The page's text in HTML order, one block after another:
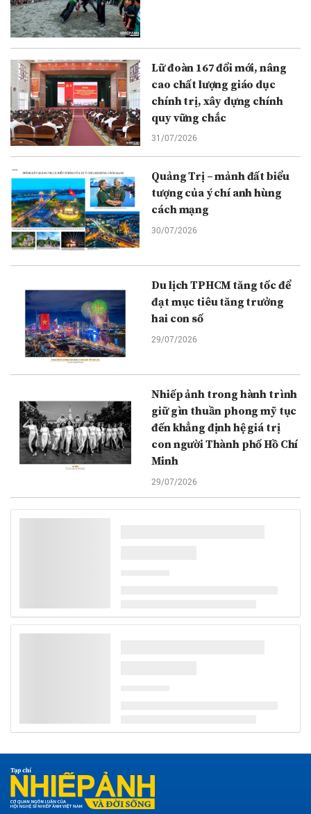
Lữ đoàn 167 đổi mới, nâng
cao chất lượng giáo dục
chính trị, xây dựng chính
quy vững chắc
31/07/2026
Quảng Trị – mảnh đất biểu
tượng của ý chí anh hùng
cách mạng
30/07/2026
Du lịch TPHCM tăng tốc để
đạt mục tiêu tăng trưởng
hai con số
29/07/2026
Nhiếp ảnh trong hành trình
giữ gìn thuần phong mỹ tục
đến khẳng định hệ giá trị
con người Thành phố Hồ Chí
Minh
29/07/2026
Cà Mau tiếp tục nâng cao
(Ảnh) Lễ thắp nến tri ân và
cầu truyền hình “Đi tìm